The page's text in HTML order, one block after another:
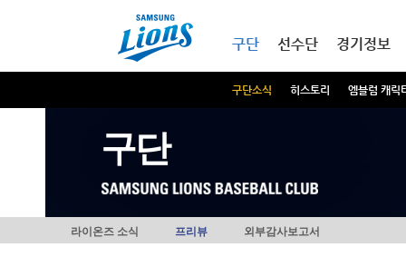
구단
구단소식 히스토리 엠블럼 캐릭
선수단 경기정보
구단
라이온즈 소식 프리뷰 외부감사보고서